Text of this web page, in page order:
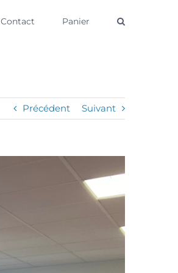
Contact Panier
Précédent Suivant